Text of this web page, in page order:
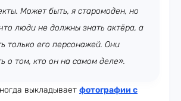
Может быть, я старомоден, но
люди не должны знать актёра, а
только его персонажей. Они
о том, кто он на самом деле».
выкладывает фотографии с